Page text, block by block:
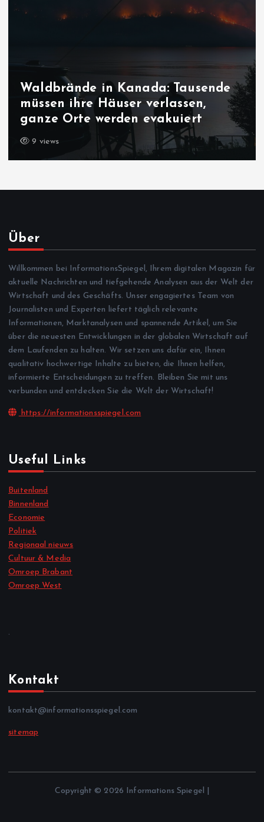
Waldbrände in Kanada: Tausende
müssen ihre Häuser verlassen,
ganze Orte werden evakuiert
9 views
Über
Willkommen bei InformationsSpiegel, Ihrem digitalen Magazin für
aktuelle Nachrichten und tiefgehende Analysen aus der Welt der
Wirtschaft und des Geschäfts. Unser engagiertes Team von
Journalisten und Experten liefert täglich relevante
Informationen, Marktanalysen und spannende Artikel, um Sie
über die neuesten Entwicklungen in der globalen Wirtschaft auf
dem Laufenden zu halten. Wir setzen uns dafür ein, Ihnen
qualitativ hochwertige Inhalte zu bieten, die Ihnen helfen,
informierte Entscheidungen zu treffen. Bleiben Sie mit uns
verbunden und entdecken Sie die Welt der Wirtschaft!
https://informationsspiegel.com
Useful Links
Buitenland
Binnenland
Economie
Politiek
Regionaal nieuws
Cultuur & Media
Omroep Brabant
Omroep West
.
Kontakt
kontakt@informationsspiegel.com
sitemap
Copyright © 2026 Informations Spiegel |